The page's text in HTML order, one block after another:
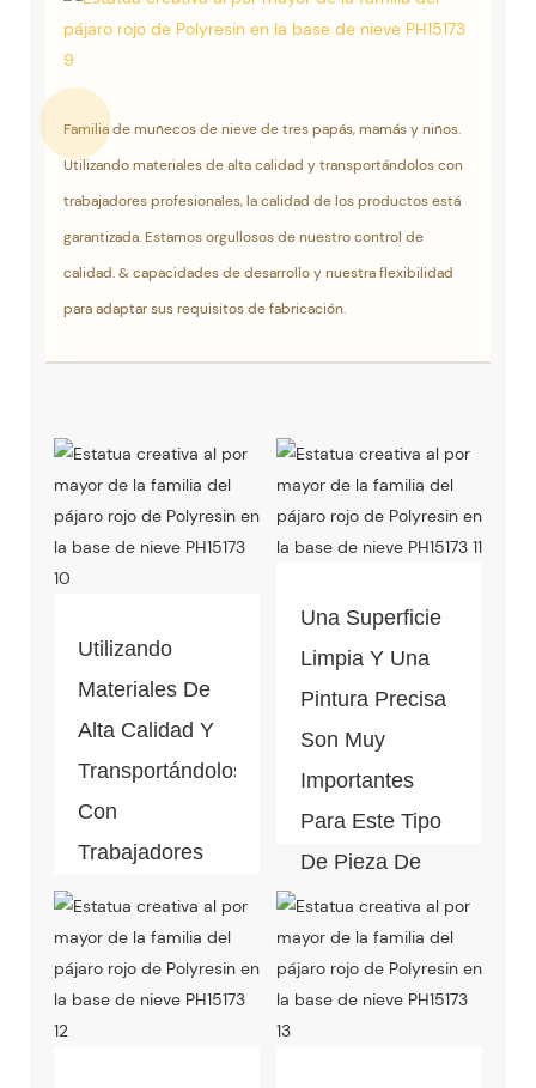
Familia de muñecos de nieve de tres papás, mamás y niños.
Utilizando materiales de alta calidad y transportándolos con
trabajadores profesionales, la calidad de los productos está
garantizada. Estamos orgullosos de nuestro control de
calidad. & capacidades de desarrollo y nuestra flexibilidad
para adaptar sus requisitos de fabricación.
Utilizando
Materiales De
Alta Calidad Y
Transportándolos
Con
Trabajadores
La Calidad De
Los Productos
Una Superficie
Limpia Y Una
Pintura Precisa
Son Muy
Importantes
Para Este Tipo
De Pieza De
Decoración Del
Hogar. El
Control De